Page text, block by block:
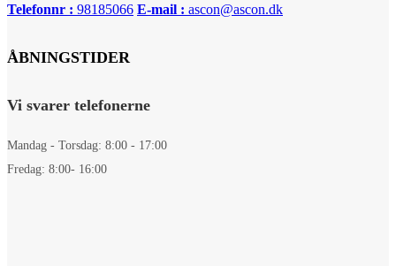
Telefonnr : 98185066 E-mail : ascon@ascon.dk
ÅBNINGSTIDER
Vi svarer telefonerne
Mandag - Torsdag: 8:00 - 17:00
Fredag: 8:00- 16:00